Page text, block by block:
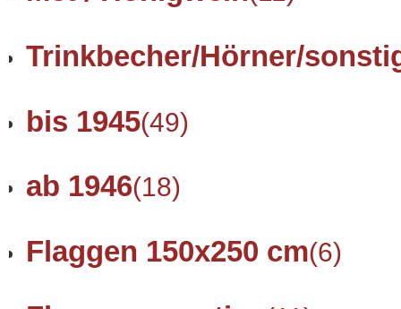
Trinkbecher/Hörner/
bis 1945(49)
ab 1946(18)
Flaggen 150x250 cm(6)